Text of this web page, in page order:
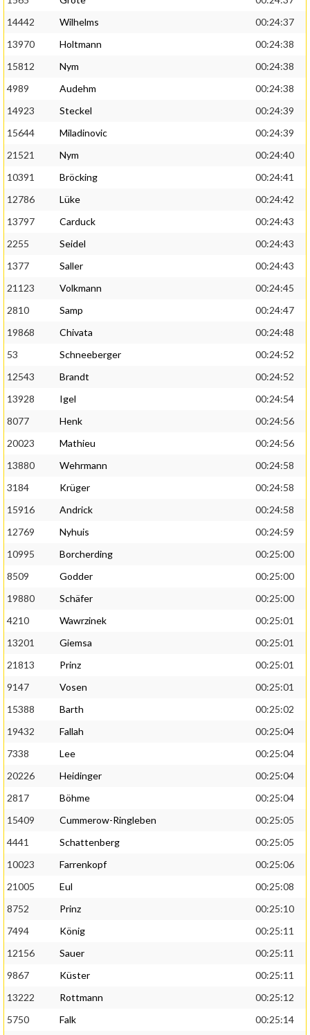
14442
Wilhelms
00:24:37
13970
Holtmann
00:24:38
15812
Nym
00:24:38
4989
Audehm
00:24:38
14923
Steckel
00:24:39
15644
Miladinovic
00:24:39
21521
Nym
00:24:40
10391
Bröcking
00:24:41
12786
Lüke
00:24:42
13797
Carduck
00:24:43
2255
Seidel
00:24:43
1377
Saller
00:24:43
21123
Volkmann
00:24:45
2810
Samp
00:24:47
19868
Chivata
00:24:48
53
Schneeberger
00:24:52
12543
Brandt
00:24:52
13928
Igel
00:24:54
8077
Henk
00:24:56
20023
Mathieu
00:24:56
13880
Wehrmann
00:24:58
3184
Krüger
00:24:58
15916
Andrick
00:24:58
12769
Nyhuis
00:24:59
10995
Borcherding
00:25:00
8509
Godder
00:25:00
19880
Schäfer
00:25:00
4210
Wawrzinek
00:25:01
13201
Giemsa
00:25:01
21813
Prinz
00:25:01
9147
Vosen
00:25:01
15388
Barth
00:25:02
19432
Fallah
00:25:04
7338
Lee
00:25:04
20226
Heidinger
00:25:04
2817
Böhme
00:25:04
15409
Cummerow-Ringleben
00:25:05
4441
Schattenberg
00:25:05
10023
Farrenkopf
00:25:06
21005
Eul
00:25:08
8752
Prinz
00:25:10
7494
König
00:25:11
12156
Sauer
00:25:11
9867
Küster
00:25:11
13222
Rottmann
00:25:12
5750
Falk
00:25:14